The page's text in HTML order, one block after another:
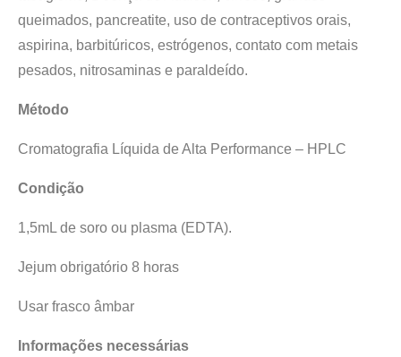
queimados, pancreatite, uso de contraceptivos orais,
aspirina, barbitúricos, estrógenos, contato com metais
pesados, nitrosaminas e paraldeído.
Método
Cromatografia Líquida de Alta Performance – HPLC
Condição
1,5mL de soro ou plasma (EDTA).
Jejum obrigatório 8 horas
Usar frasco âmbar
Informações necessárias